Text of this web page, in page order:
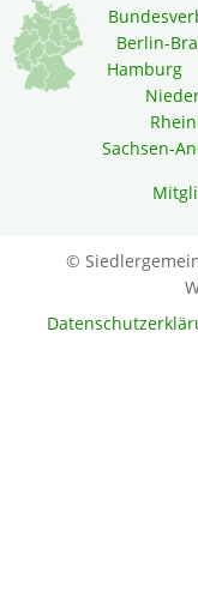
Berlin-
Hamburg
Sachsen-
©